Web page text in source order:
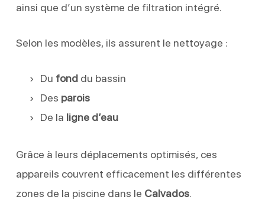
ainsi que d’un système de filtration intégré.
Selon les modèles, ils assurent le nettoyage :
Du fonddu bassin
Des parois
De la ligne d’eau
Grâce à leurs déplacements optimisés, ces
appareils couvrent efficacement les différentes
zones de la piscine dans le Calvados.